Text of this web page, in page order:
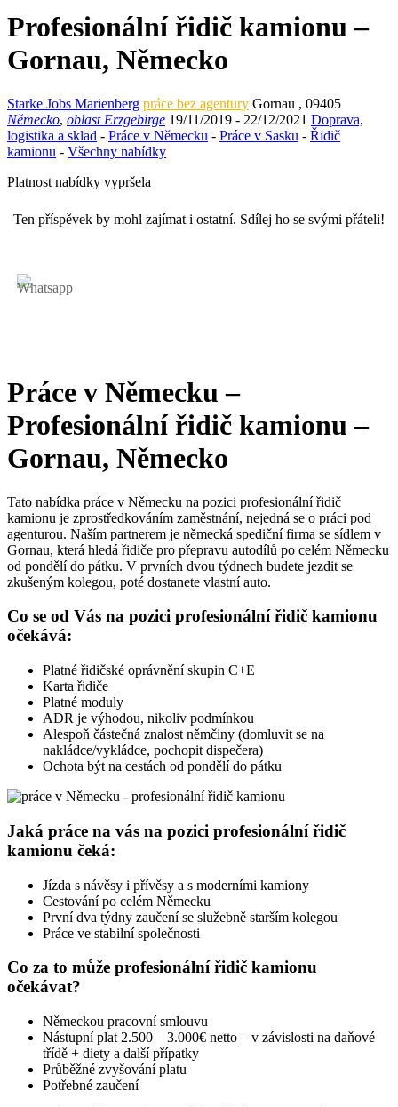
Profesionální řidič kamionu –
Gornau, Německo
Starke Jobs Marienberg práce bez agentury Gornau , 09405
Německo, oblast Erzgebirge 19/11/2019 - 22/12/2021 Doprava,
logistika a sklad - Práce v Německu - Práce v Sasku - Řidič
kamionu - Všechny nabídky
Platnost nabídky vypršela
Ten příspěvek by mohl zajímat i ostatní. Sdílej ho se svými přáteli!
Práce v Německu –
Profesionální řidič kamionu –
Gornau, Německo
Tato nabídka práce v Německu na pozici profesionální řidič
kamionu je zprostředkováním zaměstnání, nejedná se o práci pod
agenturou. Naším partnerem je německá spediční firma se sídlem v
Gornau, která hledá řidiče pro přepravu autodílů po celém Německu
od pondělí do pátku. V prvních dvou týdnech budete jezdit se
zkušeným kolegou, poté dostanete vlastní auto.
Co se od Vás na pozici profesionální řidič kamionu
očekává:
Platné řidičské oprávnění skupin C+E
Karta řidiče
Platné moduly
ADR je výhodou, nikoliv podmínkou
Alespoň částečná znalost němčiny (domluvit se na
nakládce/vykládce, pochopit dispečera)
Ochota být na cestách od pondělí do pátku
Jaká práce na vás na pozici profesionální řidič
kamionu čeká:
Jízda s návěsy i přívěsy a s moderními kamiony
Cestování po celém Německu
První dva týdny zaučení se služebně starším kolegou
Práce ve stabilní společnosti
Co za to může profesionální řidič kamionu
očekávat?
Německou pracovní smlouvu
Nástupní plat 2.500 – 3.000€ netto – v závislosti na daňové
třídě + diety a další přípatky
Průběžné zvyšování platu
Potřebné zaučení